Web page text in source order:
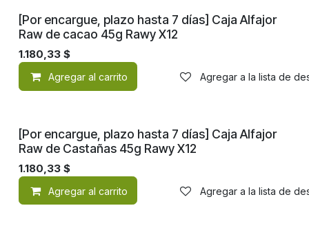
¡Nuevo!
[Por encargue, plazo hasta 7 días] Caja Alfajor
Raw de cacao 45g Rawy X12
1.180,33 $
Agregar al carrito Agregar a la lista de
¡Nuevo!
[Por encargue, plazo hasta 7 días] Caja Alfajor
Raw de Castañas 45g Rawy X12
1.180,33 $
Agregar al carrito Agregar a la lista de